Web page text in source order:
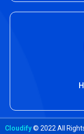
Cloudify© 2022 All